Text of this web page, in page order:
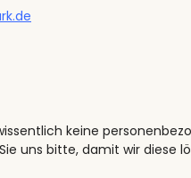
keine
uns bitte, damit wir diese